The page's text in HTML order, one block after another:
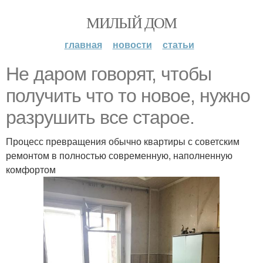
МИЛЫЙ ДОМ
главная новости статьи
Не даром говорят, чтобы
получить что то новое, нужно
разрушить все старое.
Процесс превращения обычно квартиры с советским
ремонтом в полностью современную, наполненную
комфортом